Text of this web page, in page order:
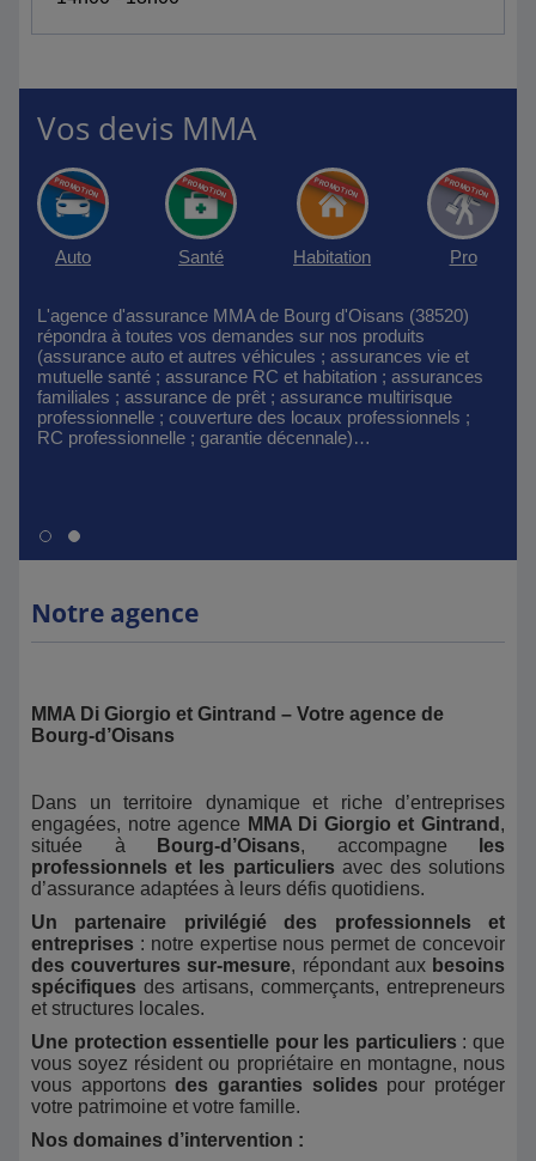
Vos devis MMA
Auto Santé Habitation Pro
L'agence d'assurance MMA de Bourg d'Oisans (38520)
répondra à toutes vos demandes sur nos produits
(assurance auto et autres véhicules ; assurances vie et
mutuelle santé ; assurance RC et habitation ; assurances
familiales ; assurance de prêt ; assurance multirisque
professionnelle ; couverture des locaux professionnels ;
RC professionnelle ; garantie décennale)…
Notre agence
MMA Di Giorgio et Gintrand – Votre agence de
Bourg-d’Oisans
Dans un territoire dynamique et riche d’entreprises
engagées, notre agence MMA Di Giorgio et Gintrand ,
située à
Bourg-d’Oisans, accompagne
les
professionnels et les particuliers avec des solutions
d’assurance adaptées à leurs défis quotidiens.
Un partenaire privilégié des professionnels et
entreprises : notre expertise nous permet de concevoir
des couvertures sur-mesure, répondant aux besoins
spécifiques des artisans, commerçants, entrepreneurs
et structures locales.
Une protection essentielle pour les particuliers : que
vous soyez résident ou propriétaire en montagne, nous
vous apportonsdes garanties solides pour protéger
votre patrimoine et votre famille.
Nos domaines d’intervention :